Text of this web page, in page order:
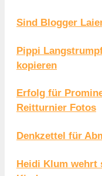
Sind Blogger
Pippi
kopieren
Erfolg für
Reitturnier Fotos
Denkzettel für
Heidi Klum wehrt